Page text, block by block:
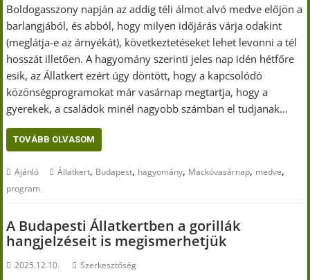
Boldogasszony napján az addig téli álmot alvó medve előjön a
barlangjából, és abból, hogy milyen időjárás várja odakint
(meglátja-e az árnyékát), következtetéseket lehet levonni a tél
hosszát illetően. A hagyomány szerinti jeles nap idén hétfőre
esik, az Állatkert ezért úgy döntött, hogy a kapcsolódó
közönségprogramokat már vasárnap megtartja, hogy a
gyerekek, a családok minél nagyobb számban el tudjanak…
TOVÁBB OLVASOM
Ajánló Állatkert, Budapest, hagyomány, Mackóvasárnap, medve,
program
A Budapesti Állatkertben a gorillák
hangjelzéseit is megismerhetjük
2025.12.10. Szerkesztőség